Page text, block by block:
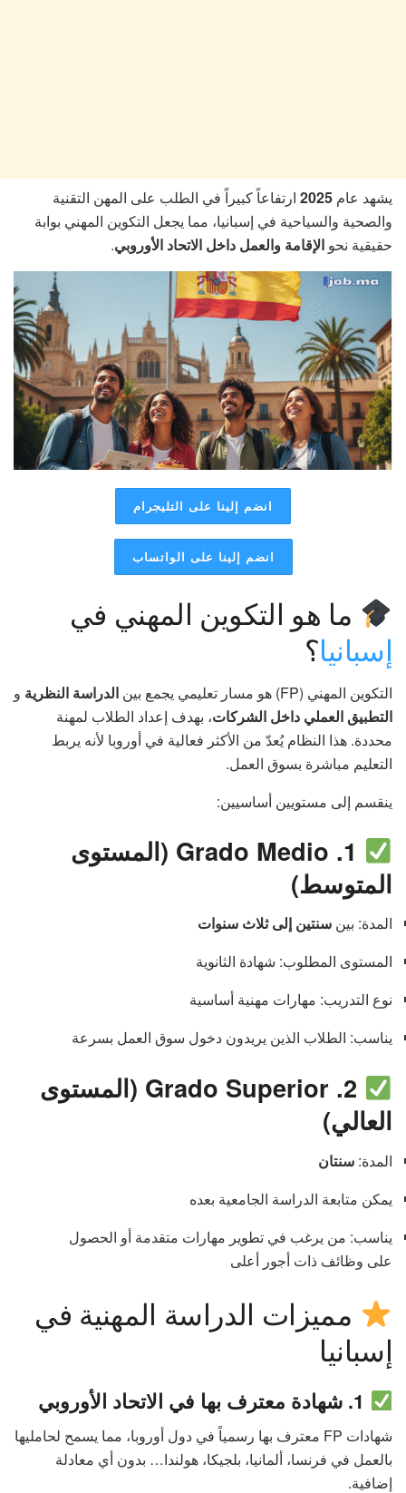
يشهد عام 2025 ارتفاعاً كبيراً في الطلب على المهن التقنية
والصحية والسياحية في إسبانيا، مما يجعل التكوين المهني بوابة
حقيقية نحو الإقامة والعمل داخل الاتحاد الأوروبي.
انضم إلينا على التليجرام
انضم إلينا على الواتساب
ما هو التكوين المهني في
إسبانيا؟
التكوين المهني (FP) هو مسار تعليمي يجمع بين الدراسة النظرية و
التطبيق العملي داخل الشركات، بهدف إعداد الطلاب لمهنة
محددة. هذا النظام يُعدّ من الأكثر فعالية في أوروبا لأنه يربط
التعليم مباشرة بسوق العمل.
ينقسم إلى مستويين أساسيين:
1. Grado Medio (المستوى
المتوسط)
المدة: بين سنتين إلى ثلاث سنوات
المستوى المطلوب: شهادة الثانوية
نوع التدريب: مهارات مهنية أساسية
يناسب: الطلاب الذين يريدون دخول سوق العمل بسرعة
2. Grado Superior (المستوى
العالي)
المدة: سنتان
يمكن متابعة الدراسة الجامعية بعده
يناسب: من يرغب في تطوير مهارات متقدمة أو الحصول
على وظائف ذات أجور أعلى
مميزات الدراسة المهنية في
إسبانيا
1. شهادة معترف بها في الاتحاد الأوروبي
شهادات FP معترف بها رسمياً في دول أوروبا، مما يسمح لحامليها
بالعمل في فرنسا، ألمانيا، بلجيكا، هولندا… بدون أي معادلة
إضافية.